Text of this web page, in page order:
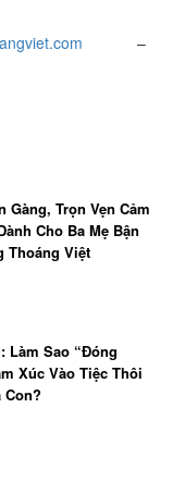
–
Gàng, Trọn Vẹn Cảm
Cho Ba Mẹ Bận
Thoáng Việt
Làm Sao “Đóng
Xúc Vào Tiệc Thôi
Con?